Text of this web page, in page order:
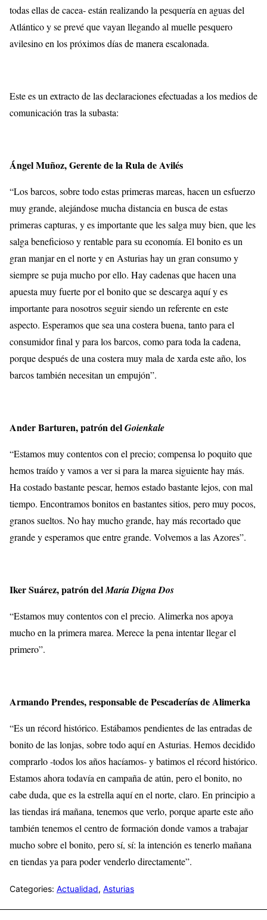
todas ellas de cacea- están realizando la pesquería en aguas del
Atlántico y se prevé que vayan llegando al muelle pesquero
avilesino en los próximos días de manera escalonada.
Este es un extracto de las declaraciones efectuadas a los medios de
comunicación tras la subasta:
Ángel Muñoz, Gerente de la Rula de Avilés
“Los barcos, sobre todo estas primeras mareas, hacen un esfuerzo
muy grande, alejándose mucha distancia en busca de estas
primeras capturas, y es importante que les salga muy bien, que les
salga beneficioso y rentable para su economía. El bonito es un
gran manjar en el norte y en Asturias hay un gran consumo y
siempre se puja mucho por ello. Hay cadenas que hacen una
apuesta muy fuerte por el bonito que se descarga aquí y es
importante para nosotros seguir siendo un referente en este
aspecto. Esperamos que sea una costera buena, tanto para el
consumidor final y para los barcos, como para toda la cadena,
porque después de una costera muy mala de xarda este año, los
barcos también necesitan un empujón”.
Ander Barturen, patrón delGoienkale
“Estamos muy contentos con el precio; compensa lo poquito que
hemos traído y vamos a ver si para la marea siguiente hay más.
Ha costado bastante pescar, hemos estado bastante lejos, con mal
tiempo. Encontramos bonitos en bastantes sitios, pero muy pocos,
granos sueltos. No hay mucho grande, hay más recortado que
grande y esperamos que entre grande. Volvemos a las Azores”.
Iker Suárez, patrón delMaría Digna Dos
“Estamos muy contentos con el precio. Alimerka nos apoya
mucho en la primera marea. Merece la pena intentar llegar el
primero”.
Armando Prendes, responsable de Pescaderías de Alimerka
“Es un récord histórico. Estábamos pendientes de las entradas de
bonito de las lonjas, sobre todo aquí en Asturias. Hemos decidido
comprarlo -todos los años hacíamos- y batimos el récord histórico.
Estamos ahora todavía en campaña de atún, pero el bonito, no
cabe duda, que es la estrella aquí en el norte, claro. En principio a
las tiendas irá mañana, tenemos que verlo, porque aparte este año
también tenemos el centro de formación donde vamos a trabajar
mucho sobre el bonito, pero sí, sí: la intención es tenerlo mañana
en tiendas ya para poder venderlo directamente”.
Categories: Actualidad, Asturias